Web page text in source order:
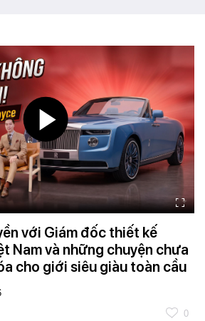
với Giám đốc thiết kế
Nam và những chuyện chưa
cho giới siêu giàu toàn cầu
0